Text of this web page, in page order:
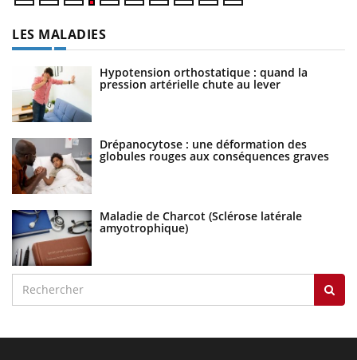
LES MALADIES
Hypotension orthostatique : quand la
pression artérielle chute au lever
Drépanocytose : une déformation des
globules rouges aux conséquences graves
Maladie de Charcot (Sclérose latérale
amyotrophique)